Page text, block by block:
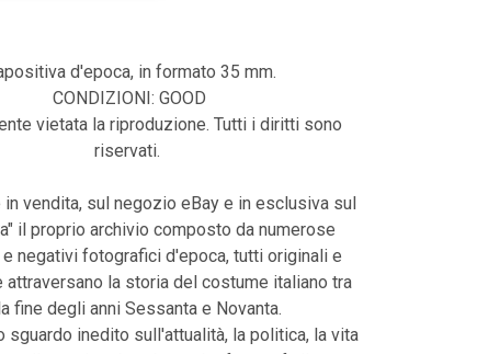
d'epoca, in formato 35 mm.
CONDIZIONI: GOOD
vietata la riproduzione. Tutti i diritti sono
riservati.
in vendita, sul negozio eBay e in esclusiva sul
il proprio archivio composto da numerose
negativi fotografici d'epoca, tutti originali e
attraversano la storia del costume italiano tra
fine degli anni Sessanta e Novanta.
sguardo inedito sull'attualità, la politica, la vita